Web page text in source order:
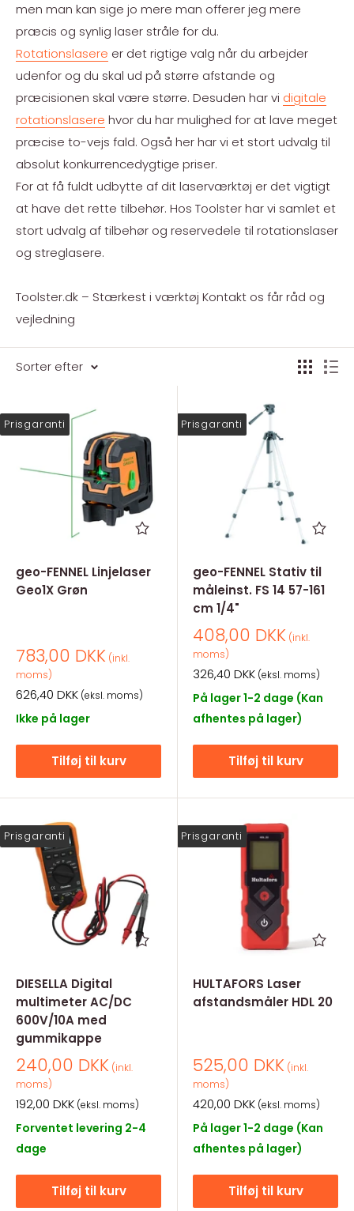
men man kan sige jo mere man offerer jeg mere
præcis og synlig laser stråle for du.
Rotationslasere er det rigtige valg når du arbejder
udenfor og du skal ud på større afstande og
præcisionen skal være større. Desuden har vi digitale
rotationslasere hvor du har mulighed for at lave meget
præcise to-vejs fald. Også her har vi et stort udvalg til
absolut konkurrencedygtige priser.
For at få fuldt udbytte af dit laserværktøj er det vigtigt
at have det rette tilbehør. Hos Toolster har vi samlet et
stort udvalg af tilbehør og reservedele til rotationslaser
og streglasere.
Toolster.dk – Stærkest i værktøj Kontakt os får råd og
vejledning
Sorter efter
Prisgaranti
geo-FENNEL Linjelaser
Geo1X Grøn
Salgspris
783,00 DKK (inkl.
moms)
Salgspris
626,40 DKK (eksl. moms)
Ikke på lager
Tilføj til kurv
Prisgaranti
geo-FENNEL Stativ til
måleinst. FS 14 57-161
cm 1/4"
Salgspris
408,00 DKK (inkl.
moms)
Salgspris
326,40 DKK (eksl. moms)
På lager 1-2 dage (Kan
afhentes på lager)
Tilføj til kurv
Prisgaranti
DIESELLA Digital
multimeter AC/DC
600V/10A med
gummikappe
Salgspris
240,00 DKK (inkl.
moms)
Salgspris
192,00 DKK (eksl. moms)
Forventet levering 2-4
dage
Tilføj til kurv
Prisgaranti
HULTAFORS Laser
afstandsmåler HDL 20
Salgspris
525,00 DKK (inkl.
moms)
Salgspris
420,00 DKK (eksl. moms)
På lager 1-2 dage (Kan
afhentes på lager)
Tilføj til kurv